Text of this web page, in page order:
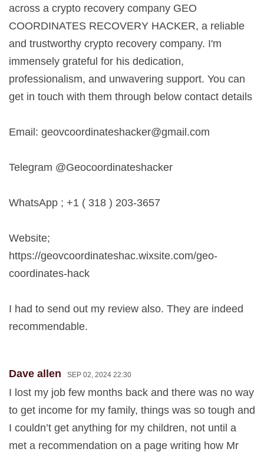
across a crypto recovery company GEO
COORDINATES RECOVERY HACKER, a reliable
and trustworthy crypto recovery company. I'm
immensely grateful for his dedication,
professionalism, and unwavering support. You can
get in touch with them through below contact details
Email: geovcoordinateshacker@gmail.com
Telegram @Geocoordinateshacker
WhatsApp ; +1 ( 318 ) 203-3657
Website;
https://geovcoordinateshac.wixsite.com/geo-
coordinates-hack
I had to send out my review also. They are indeed
recommendable.
Dave allen SEP 02, 2024 22:30
I lost my job few months back and there was no way
to get income for my family, things was so tough and
I couldn’t get anything for my children, not until a
met a recommendation on a page writing how Mr